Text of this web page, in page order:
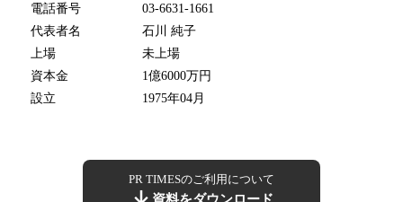
電話番号
03-6631-1661
代表者名
石川 純子
上場
未上場
資本金
1億6000万円
設立
1975年04月
PR TIMESのご利用について